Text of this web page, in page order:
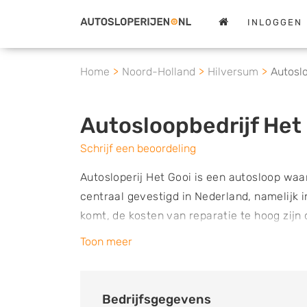
INLOGGEN
Home Noord-Holland Hilversum
Autosloopbedrijf Het
Schrijf een beoordeling
Autosloperij Het Gooi is een autosloop
centraal gevestigd in Nederland, namelijk
komt, de kosten van reparatie te hoog
heeft opgelopen, kun je hier terecht.
repareren van je auto. Het bedrijf heeft
Toon meer
Bedrijfsgegevens